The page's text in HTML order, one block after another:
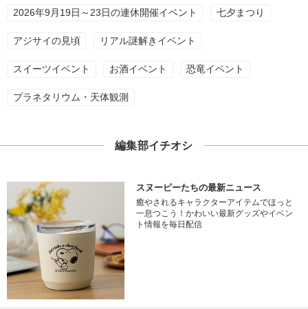
2026年9月19日～23日の連休開催イベント 七夕まつり
アジサイの見頃 リアル謎解きイベント
スイーツイベント お酒イベント 恐竜イベント
プラネタリウム・天体観測
編集部イチオシ
スヌーピーたちの最新ニュース
癒やされるキャラクターアイテムでほっと
一息つこう！かわいい最新グッズやイベン
ト情報を毎日配信